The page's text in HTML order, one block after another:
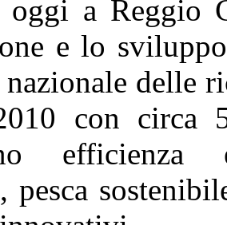
oggi a Reggio
e lo
delle
con
pesca